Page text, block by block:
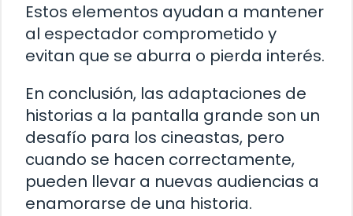
Estos elementos ayudan a mantener
al espectador comprometido y
evitan que se aburra o pierda interés.
En conclusión, las adaptaciones de
historias a la pantalla grande son un
desafío para los cineastas, pero
cuando se hacen correctamente,
pueden llevar a nuevas audiencias a
enamorarse de una historia.